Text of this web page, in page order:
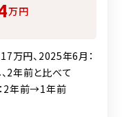
万円
万円、2025年6月：
2年前と比べて
2年前→1年前